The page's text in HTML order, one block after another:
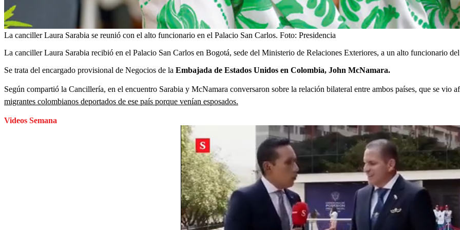
La canciller Laura Sarabia se reunió con el alto funcionario en el Palacio San Carlos. Foto: Presidencia
La canciller Laura Sarabia recibió en el Palacio San Carlos en Bogotá, sede del Ministerio de Relaciones Exteriores, a un alto funcionario
Se trata del encargado provisional de Negocios de la Embajada de Estados Unidos en Colombia, John McNamara.
Según compartió la Cancillería, en el encuentro Sarabia y McNamara conversaron sobre la relación bilateral entre ambos países, que se vio
migrantes colombianos deportados de ese país porque venían esposados.
Videos Semana